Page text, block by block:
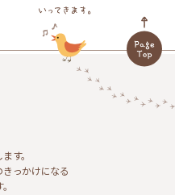
す。
っかけになる